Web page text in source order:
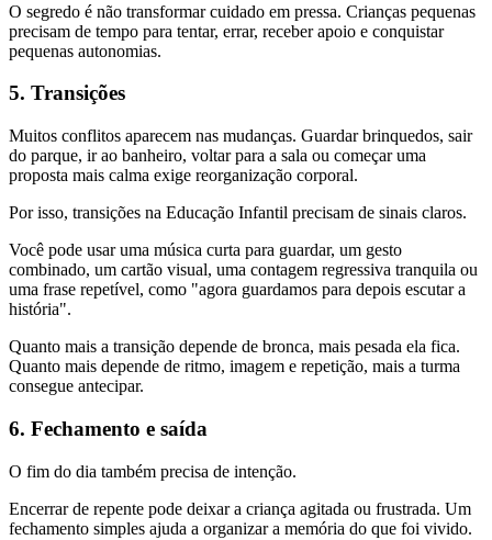
O segredo é não transformar cuidado em pressa. Crianças pequenas
precisam de tempo para tentar, errar, receber apoio e conquistar
pequenas autonomias.
5. Transições
Muitos conflitos aparecem nas mudanças. Guardar brinquedos, sair
do parque, ir ao banheiro, voltar para a sala ou começar uma
proposta mais calma exige reorganização corporal.
Por isso, transições na Educação Infantil precisam de sinais claros.
Você pode usar uma música curta para guardar, um gesto
combinado, um cartão visual, uma contagem regressiva tranquila ou
uma frase repetível, como "agora guardamos para depois escutar a
história".
Quanto mais a transição depende de bronca, mais pesada ela fica.
Quanto mais depende de ritmo, imagem e repetição, mais a turma
consegue antecipar.
6. Fechamento e saída
O fim do dia também precisa de intenção.
Encerrar de repente pode deixar a criança agitada ou frustrada. Um
fechamento simples ajuda a organizar a memória do que foi vivido.